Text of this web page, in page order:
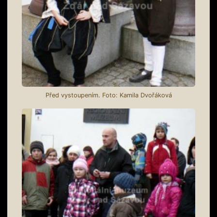
Před vystoupením. Foto: Kamila Dvořáková